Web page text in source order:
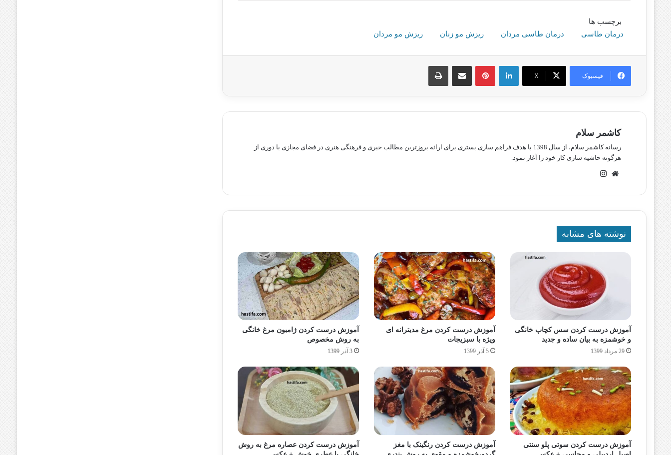
برچسب ها
درمان طاسی
درمان طاسی مردان ریزش مو زنان ریزش مو مردان
فیسبوک X
لینکدین پینترستاشتراک گذاری از طریق ایمیل چاپ
کاشمر سلام
رسانه کاشمر سلام، از سال 1398 با هدف فراهم سازی بستری برای ارائه بروزترین مطالب خبری و فرهنگی هنری در فضای مجازی با دوری از
هرگونه حاشیه سازی کار خود را آغاز نمود.
وبسایت
نوشته های مشابه
آموزش درست کردن سس کچاپ خانگی
و خوشمزه به بیان ساده و جدید
29 مرداد 1399
آموزش درست کردن مرغ مدیترانه ای
ویژه با سبزیجات
5 آذر 1399
آموزش درست کردن ژامبون مرغ خانگی
به روش مخصوص
3 آذر 1399
آموزش درست کردن سوتی پلو سنتی
آموزش درست کردن رنگینک با مغز
آموزش درست کردن عصاره مرغ به روش